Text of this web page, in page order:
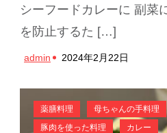
シーフードカレーに 副菜
を防止するた […]
admin 2024年2月22日
薬膳料理 母ちゃんの手料理
豚肉を使った料理
カレー